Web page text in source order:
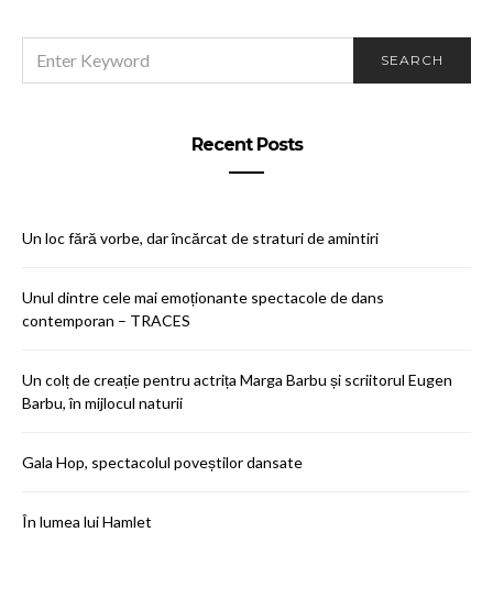
FOR:
SEARCH
Recent Posts
Un loc fără vorbe, dar încărcat de straturi de amintiri
Unul dintre cele mai emoționante spectacole de dans
contemporan – TRACES
Un colț de creație pentru actrița Marga Barbu și scriitorul Eugen
Barbu, în mijlocul naturii
Gala Hop, spectacolul poveștilor dansate
În lumea lui Hamlet